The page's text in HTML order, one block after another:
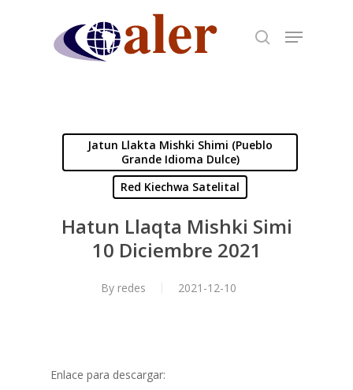
Jatun Llakta Mishki Shimi (Pueblo
Grande Idioma Dulce)
Red Kiechwa Satelital
Hatun Llaqta Mishki Simi
10 Diciembre 2021
By redes 2021-12-10
Enlace para descargar: